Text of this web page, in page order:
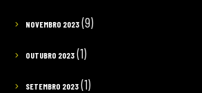
NOVEMBRO 2023(9)
OUTUBRO 2023(1)
SETEMBRO 2023(1)